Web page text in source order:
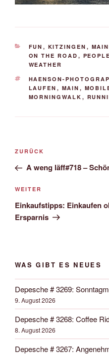
KATEGORIEN
FUN , KITZINGEN ,
ON THE ROAD , PEOPLE
WEATHER
SCHLAGWÖRTER
HAENSON-
LAUFEN , MAIN ,
MORNINGWALK ,
Beitrags-
Vorheriger
Beitrag
ZURÜCK
A weng läff#718 –
Nächster
Beitrag
WEITER
Einkaufstipps: Einkaufen
Ersparnis
WAS GIBT ES NEUES
Depesche # 3269:
9. August 2026
Depesche # 3268: Coffee
8. August 2026
Depesche # 3267: